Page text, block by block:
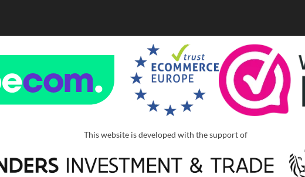
This website is developed with the support of